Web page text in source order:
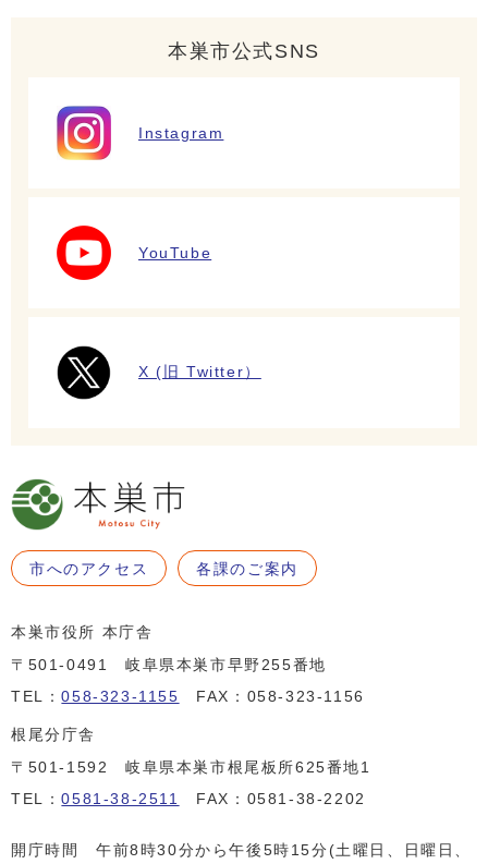
本巣市公式SNS
Instagram
YouTube
X (旧 Twitter）
市へのアクセス 各課のご案内
本巣市役所 本庁舎
〒501-0491 岐阜県本巣市早野255番地
TEL：058-323-1155 FAX：058-323-1156
根尾分庁舎
〒501-1592 岐阜県本巣市根尾板所625番地1
TEL：0581-38-2511 FAX：0581-38-2202
開庁時間 午前8時30分から午後5時15分(土曜日、日曜日、